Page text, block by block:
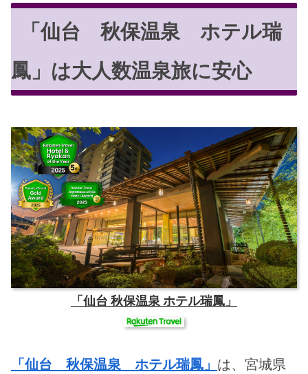
「仙台 秋保温泉 ホテル瑞
鳳」は大人数温泉旅に安心
「仙台 秋保温泉 ホテル瑞鳳」
「仙台 秋保温泉 ホテル瑞鳳」 は、宮城県